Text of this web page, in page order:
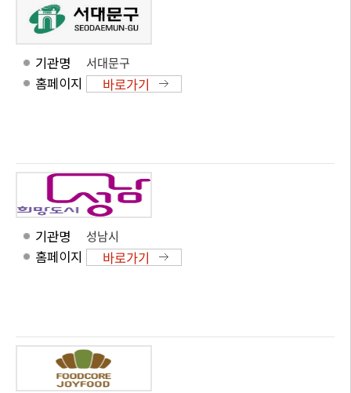
기관명 서대문구
홈페이지 바로가기
기관명 성남시
홈페이지 바로가기